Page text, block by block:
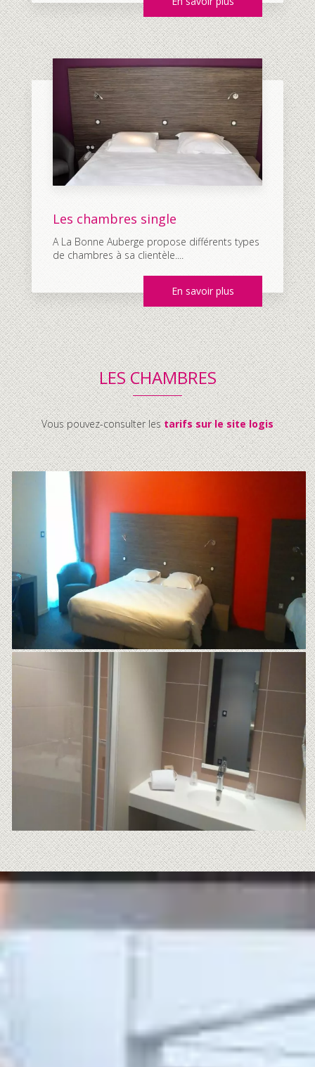
Les chambres single
A La Bonne Auberge propose différents types
de chambres à sa clientèle....
En savoir plus
LES CHAMBRES
Vous pouvez-consulter lestarifs sur le site logis